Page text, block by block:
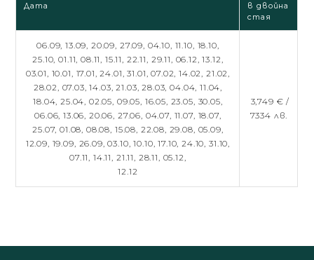
Дата
в двойна
стая
06.09,13.09, 20.09, 27.09, 04.10, 11.10, 18.10,
25.10,01.11,08.11, 15.11, 22.11, 29.11, 06.12,13.12,
03.01, 10.01, 17.01,24.01,31.01,07.02,14.02, 21.02,
28.02, 07.03,14.03,21.03,28.03,04.04,11.04,
18.04,25.04, 02.05, 09.05, 16.05, 23.05, 30.05,
06.06,13.06, 20.06, 27.06, 04.07, 11.07, 18.07,
25.07,01.08, 08.08, 15.08, 22.08, 29.08, 05.09,
12.09, 19.09, 26.09,03.10,10.10,17.10,24.10, 31.10,
07.11, 14.11, 21.11, 28.11, 05.12,
12.12
3,749 € /
7334 лв.